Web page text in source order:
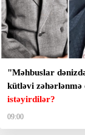
"Məhbuslar
kütləvi zəhərlənmə
istəyirdilər?
09:00